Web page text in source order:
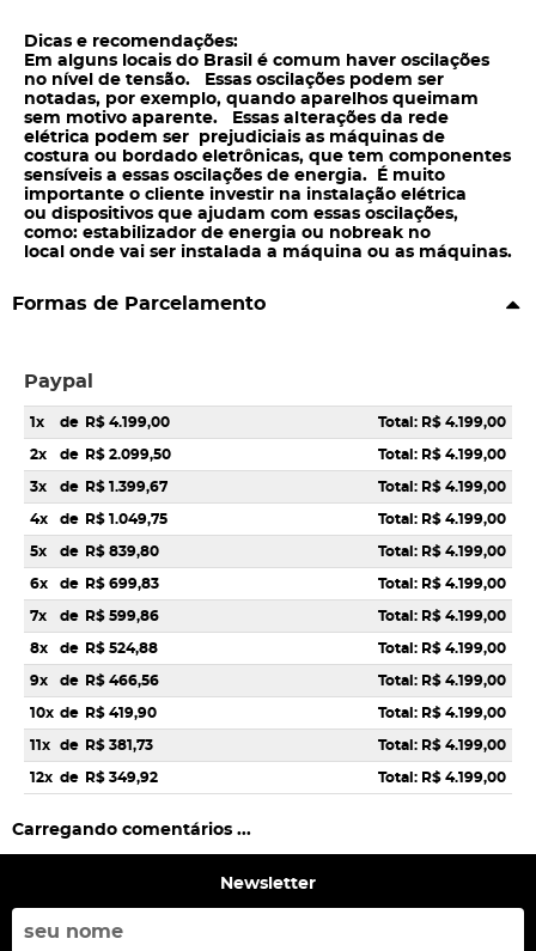
Dicas e recomendações:
Em alguns locais do Brasil é comum haver oscilações
no nível de tensão. Essas oscilações podem ser
notadas, por exemplo, quando aparelhos queimam
sem motivo aparente. Essas alterações da rede
elétrica podem ser prejudiciais as máquinas de
costura ou bordado eletrônicas, que tem componentes
sensíveis a essas oscilações de energia. É muito
importante o cliente investir na instalação elétrica
ou dispositivos que ajudam com essas oscilações,
como: estabilizador de energia ou nobreak no
local onde vai ser instalada a máquina ou as máquinas.
Formas de Parcelamento
Paypal
1x de R$ 4.199,00 Total: R$ 4.199,00
2x de R$ 2.099,50 Total: R$ 4.199,00
3x de R$ 1.399,67 Total: R$ 4.199,00
4x de R$ 1.049,75 Total: R$ 4.199,00
5x de R$ 839,80 Total: R$ 4.199,00
6x de R$ 699,83 Total: R$ 4.199,00
7x de R$ 599,86 Total: R$ 4.199,00
8x de R$ 524,88 Total: R$ 4.199,00
9x de R$ 466,56 Total: R$ 4.199,00
10x de R$ 419,90 Total: R$ 4.199,00
11x de R$ 381,73 Total: R$ 4.199,00
12x de R$ 349,92 Total: R$ 4.199,00
Carregando comentários ...
Newsletter